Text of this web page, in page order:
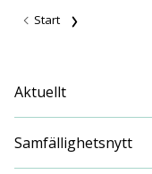
Start
Aktuellt
Samfällighetsnytt